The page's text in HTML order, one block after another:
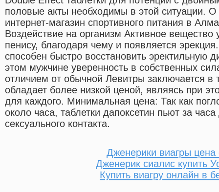
половые акты необходимы в этой ситуации.
интернет-магазин спортивного питания в
Воздействие на организм Активное вещество
пенису, благодаря чему и появляется
способен быстро восстановить эректильную
этом мужчине уверенность в собственных
отличием от обычной Левитры заключается в
обладает более низкой ценой, являясь при
для каждого. Минимальная цена: Так как
около часа, таблетки дапоксетин пьют за
сексуального контакта.
Дженерики виагры цена
Дженерик сиалис купить
Купить виагру онлайн в